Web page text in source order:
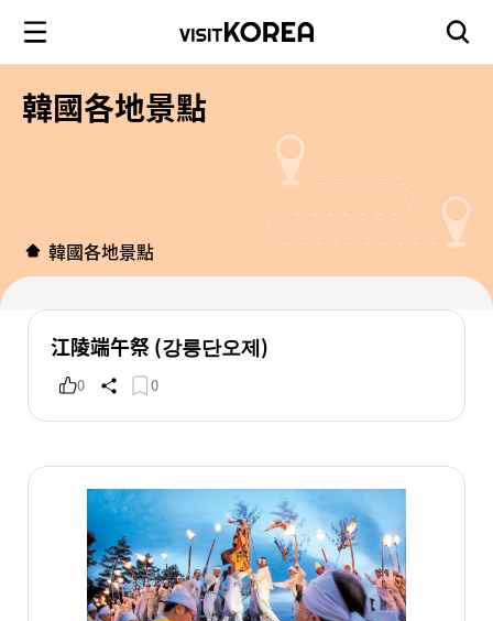
韓國各地景點
韓國各地景點
江陵端午祭 (강릉단오제)
0 0